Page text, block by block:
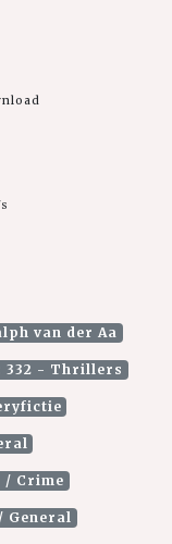
van der Aa
332 - Thrillers
/ Crime
General